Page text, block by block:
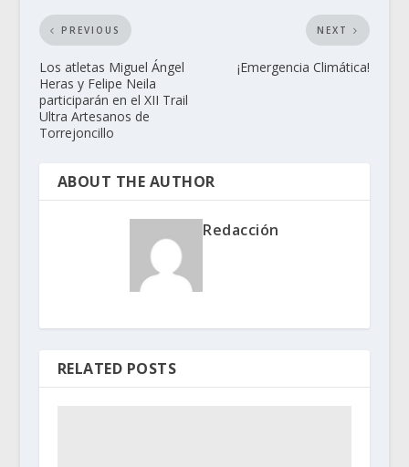
PREVIOUS
Los atletas Miguel Ángel
Heras y Felipe Neila
participarán en el XII Trail
Ultra Artesanos de
Torrejoncillo
NEXT
¡Emergencia Climática!
ABOUT THE AUTHOR
Redacción
RELATED POSTS